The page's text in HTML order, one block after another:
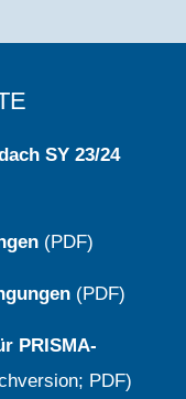
SY 23/24
(PDF)
(PDF)
PRISMA-
PDF)